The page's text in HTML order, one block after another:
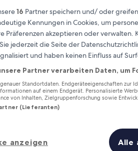
Verdiene Prämien für
wahrgenommene
Morgen
16 Partner speichern und/ oder
Kennungen in Cookies, um
Präferenzen akzeptieren oder verwalten.
jederzeit die Seite der
und haben keinen Einfluss auf
Partner verarbeiten Daten, um
Standortdaten. Endgeräteeigenschaften zur
auf einem Endgerät. Personalisierte
von Inhalten, Zielgruppenforschung sowie
(Lieferanten)
anzeigen Alle